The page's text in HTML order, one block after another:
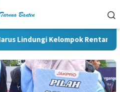
Lindungi Kelompok Rentan dan